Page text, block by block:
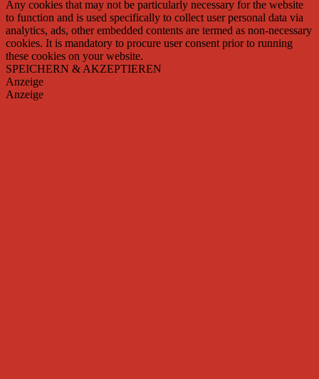
Any cookies that may not be particularly necessary for the website
to function and is used specifically to collect user personal data via
analytics, ads, other embedded contents are termed as non-necessary
cookies. It is mandatory to procure user consent prior to running
these cookies on your website.
SPEICHERN & AKZEPTIEREN
Anzeige
Anzeige